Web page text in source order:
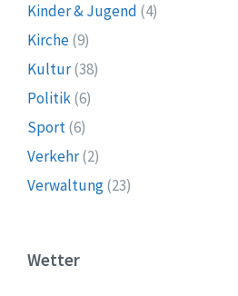
Kinder & Jugend (4)
Kirche(9)
Kultur(38)
Politik(6)
Sport(6)
Verkehr(2)
Verwaltung(23)
Wetter